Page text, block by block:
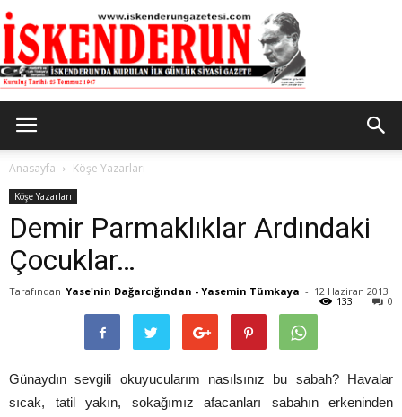
Gazetesi
Anasayfa Köşe Yazarları
Köşe Yazarları
Demir Parmaklıklar Ardındaki
Çocuklar…
Tarafından Yase'nin Dağarcığından - Yasemin Tümkaya - 12 Haziran 2013
0
133
Günaydın sevgili okuyucularım nasılsınız bu sabah? Havalar
sıcak, tatil yakın, sokağımız afacanları sabahın erkeninden